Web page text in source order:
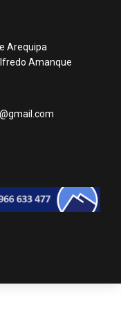
Arequipa
Amanque